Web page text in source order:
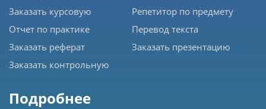
Заказать курсовую
Отчет по практике
Заказать реферат
Заказать контрольную
Репетитор по предмету
Перевод текста
Заказать презентацию
Подробнее